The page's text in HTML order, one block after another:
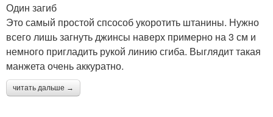
Один загиб
Это самый простой спсособ укоротить штанины. Нужно
всего лишь загнуть джинсы наверх примерно на 3 см и
немного пригладить рукой линию сгиба. Выглядит такая
манжета очень аккуратно.
читать дальше →